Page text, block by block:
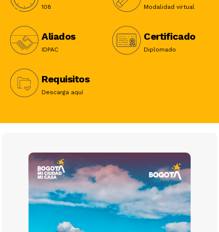
108 Modalidad virtual
Aliados
IDPAC
Certificado
Diplomado
Requisitos
Descarga aquí